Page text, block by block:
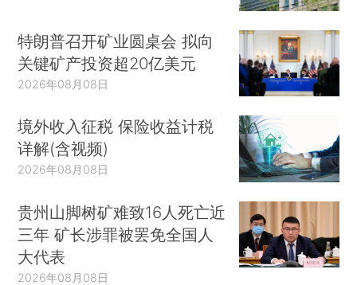
致各国不再受到财政空间的限制。这些观点还意味
着，决策者还有更多的工作要做，包括：改进自动
衰退保险机制（automatic recession
insurance）；探索利用财政政策刺激需求但不增加
政政策（progressive fiscal policy），或者扩张社
会保障。
传统观点。我们注意到，在经济中存在闲置产能，
且利率水平和资本成本都非常低的情况下，合意的
私人投资会被财政政策“挤出”，二三十年前的这种
特朗普召开矿业圆桌会 拟向
关键矿产投资超20亿美元
2026年08月08日
境外收入征税 保险收益计税
详解(含视频)
2026年08月08日
贵州山脚树矿难致16人死亡近
三年 矿长涉罪被罢免全国人
大代表
2026年08月08日